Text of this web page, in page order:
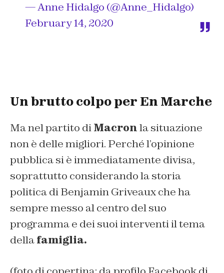
— Anne Hidalgo (@Anne_Hidalgo)
February 14, 2020
Un brutto colpo per En Marche
Ma nel partito diMacronla situazione
non è delle migliori. Perché l’opinione
pubblica si è immediatamente divisa,
soprattutto considerando la storia
politica di Benjamin Griveaux che ha
sempre messo al centro del suo
programma e dei suoi interventi il tema
dellafamiglia.